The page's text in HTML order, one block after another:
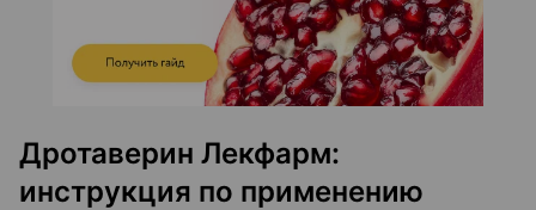
Дротаверин Лекфарм:
инструкция по применению